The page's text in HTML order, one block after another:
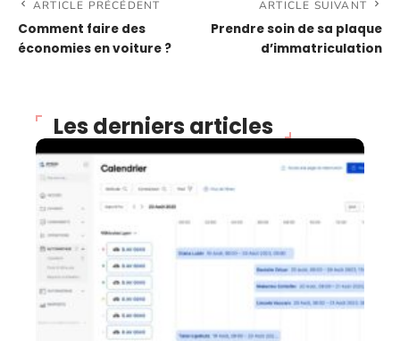
ARTICLE PRÉCÉDENT
Comment faire des
économies en voiture ?
ARTICLE SUIVANT
Prendre soin de sa plaque
d’immatriculation
Les derniers articles